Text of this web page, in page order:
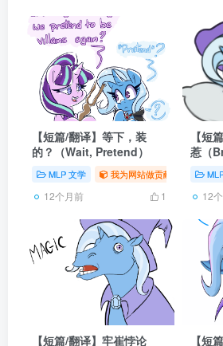
【短篇/翻译】等下，装
的？（Wait, Pretend）
MLP 文学 我为网站做贡献 # 同人
12个月前 1
【短
惹（
12
【短篇/翻译】牢崔悖论 【短